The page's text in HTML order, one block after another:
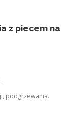
z piecem na
podgrzewania.